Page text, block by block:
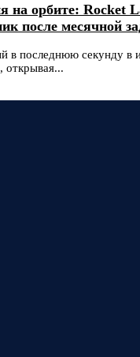
на орбите: Rocket
после месячной
в последнюю секунду в
открывая...